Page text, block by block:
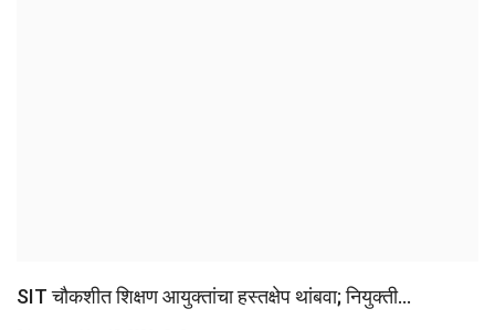
SIT चौकशीत शिक्षण आयुक्तांचा हस्तक्षेप थांबवा; नियुक्ती...